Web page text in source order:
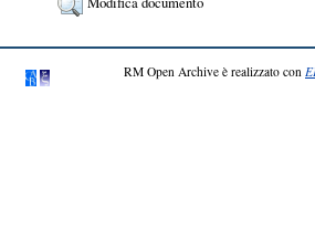
RM Open Archive è realizzato con